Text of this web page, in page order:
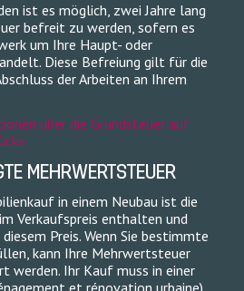
ist es möglich, zwei Jahre lang
befreit zu werden, sofern es
um Ihre Haupt- oder
Diese Befreiung gilt für die
der Arbeiten an Ihrem
über die Grundsteuer auf
MEHRWERTSTEUER
in einem Neubau ist die
Verkaufspreis enthalten und
Preis. Wenn Sie bestimmte
kann Ihre Mehrwertsteuer
werden. Ihr Kauf muss in einer
et rénovation urbaine)